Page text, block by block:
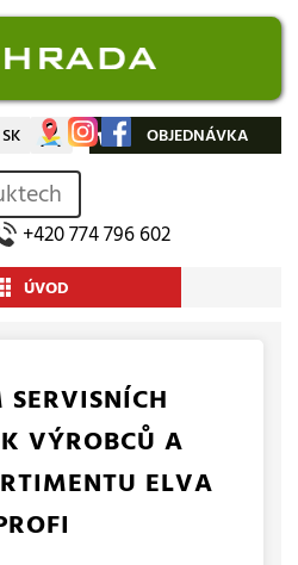
SK Můj účet OBJEDNÁVKA
+420 774 796 602
ÚVOD
VÝROBCŮ A
ELVA